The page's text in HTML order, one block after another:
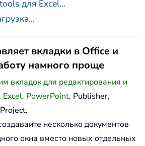
для Excel...
вкладки в Office и
намного проще
вкладок для редактирования и
Excel, PowerPoint, Publisher,
несколько документов
окна вместо новых отдельных